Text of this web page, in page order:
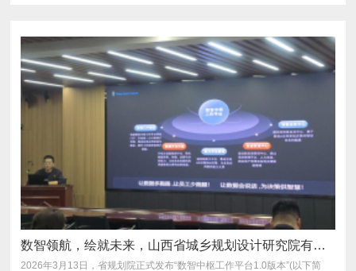
数智领航，绘就未来，山西省城乡规划设计研究院有限公司“数智中枢工作平台”正式上线，全面开启数字化转型新篇章